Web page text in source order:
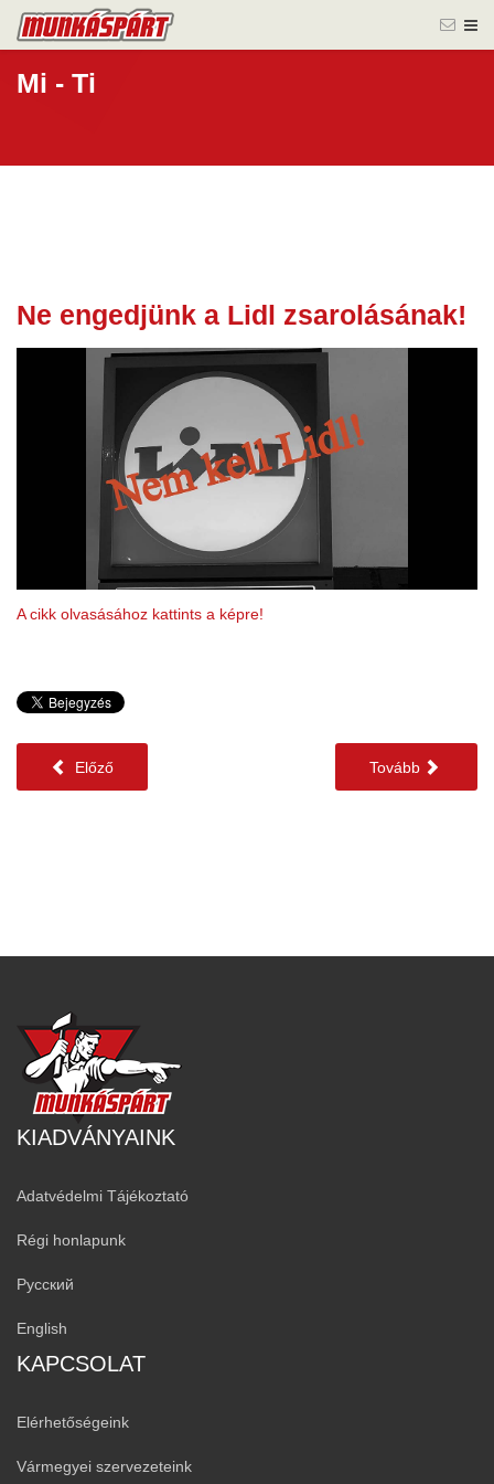
Mi - Ti
26 nov.
Ne engedjünk a Lidl zsarolásának!
A cikk olvasásához kattints a képre!
Előző Tovább
KIADVÁNYAINK
Adatvédelmi Tájékoztató
Régi honlapunk
Русский
English
KAPCSOLAT
Elérhetőségeink
Vármegyei szervezeteink